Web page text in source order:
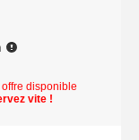
disponible
vite !